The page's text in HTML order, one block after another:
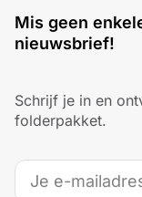
Mis geen
nieuwsbrief!
Schrijf je in en
folderpakket.